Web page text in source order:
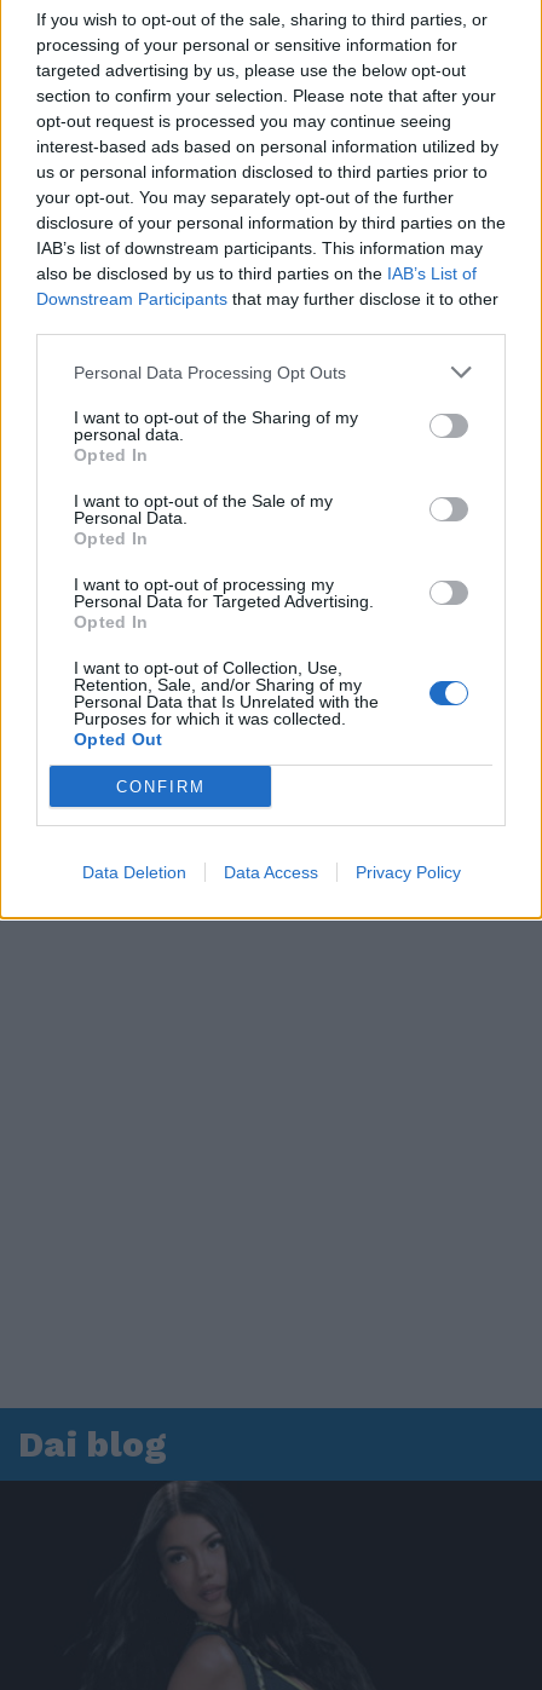
If you wish to opt-out of the sale, sharing to third parties, or
processing of your personal or sensitive information for
targeted advertising by us, please use the below opt-out
section to confirm your selection. Please note that after your
opt-out request is processed you may continue seeing
interest-based ads based on personal information utilized by
us or personal information disclosed to third parties prior to
your opt-out. You may separately opt-out of the further
disclosure of your personal information by third parties on the
IAB’s list of downstream participants. This information may
also be disclosed by us to third parties on the IAB’s List of
Downstream Participants that may further disclose it to other
Personal Data Processing Opt Outs
I want to opt-out of the Sharing of my
personal data.
Opted In
I want to opt-out of the Sale of my
Personal Data.
Opted In
I want to opt-out of processing my
Personal Data for Targeted Advertising.
Opted In
I want to opt-out of Collection, Use,
Retention, Sale, and/or Sharing of my
Personal Data that Is Unrelated with the
Purposes for which it was collected.
Opted Out
CONFIRM
Data Deletion Data Access Privacy Policy
Dai blog